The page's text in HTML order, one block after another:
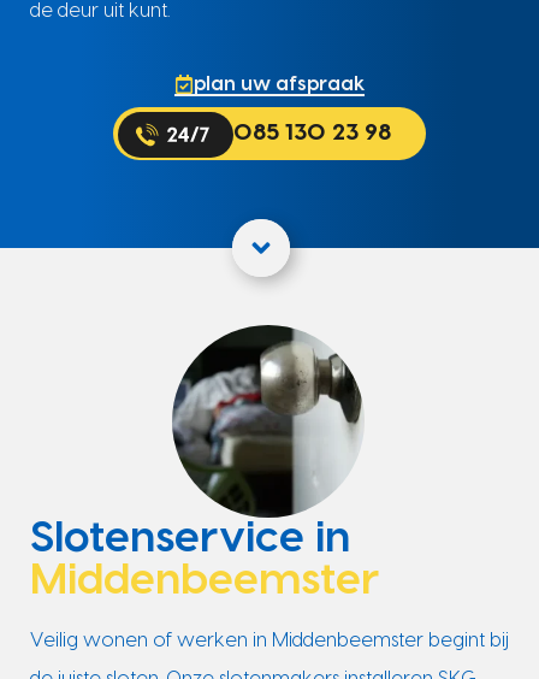
de deur uit kunt.
plan uw afspraak
085 130 23 98
Slotenservice in
Middenbeemster
Veilig wonen of werken in Middenbeemster begint bij